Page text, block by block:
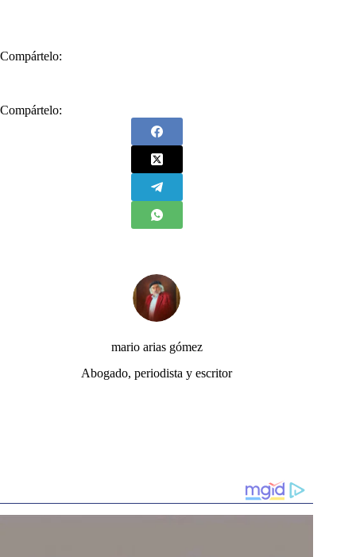
Compártelo:
Compártelo:
mario arias gómez
Abogado, periodista y escritor